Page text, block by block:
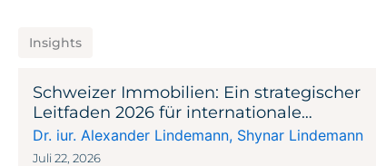
Insights
Schweizer Immobilien: Ein strategischer
Leitfaden 2026 für internationale
Investoren
Dr. iur. Alexander Lindemann, Shynar Lindemann
Juli 22, 2026